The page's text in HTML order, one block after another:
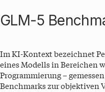
GLM-5
Im KI-Kontext bezeichnet
eines Modells in Bereichen
Programmierung –
Benchmarks zur objektiven